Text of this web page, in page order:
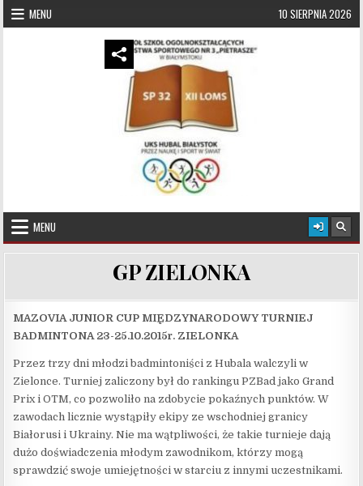
Skip to content
MENU 10 SIERPNIA 2026
UKS Hubal Białystok
MENU
GP ZIELONKA
MAZOVIA JUNIOR CUP MIĘDZYNARODOWY TURNIEJ
BADMINTONA 23-25.10.2015r. ZIELONKA
Przez trzy dni młodzi badmintoniści z Hubala walczyli w
Zielonce. Turniej zaliczony był do rankingu PZBad jako Grand
Prix i OTM, co pozwoliło na zdobycie pokaźnych punktów. W
zawodach licznie wystąpiły ekipy ze wschodniej granicy
Białorusi i Ukrainy. Nie ma wątpliwości, że takie turnieje dają
dużo doświadczenia młodym zawodnikom, którzy mogą
sprawdzić swoje umiejętności w starciu z innymi uczestnikami.